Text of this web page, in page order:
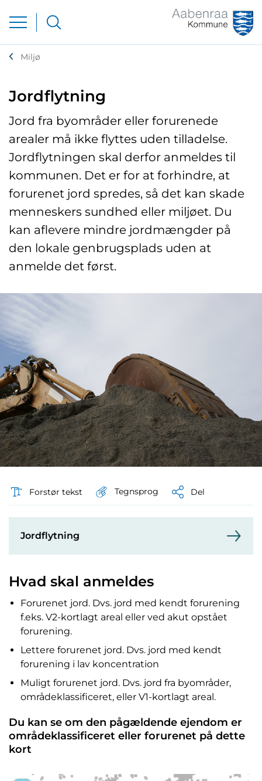
Miljø
Jordflytning
Jord fra byområder eller forurenede
arealer må ikke flyttes uden tilladelse.
Jordflytningen skal derfor anmeldes til
kommunen. Det er for at forhindre, at
forurenet jord spredes, så det kan skade
menneskers sundhed eller miljøet. Du
kan aflevere mindre jordmængder på
den lokale genbrugsplads uden at
anmelde det først.
Forstør tekst Tegnsprog Del
Jordflytning
Hvad skal anmeldes
Forurenet jord. Dvs. jord med kendt forurening
f.eks. V2-kortlagt areal eller ved akut opstået
forurening.
Lettere forurenet jord. Dvs. jord med kendt
forurening i lav koncentration
Muligt forurenet jord. Dvs. jord fra byområder,
områdeklassificeret, eller V1-kortlagt areal.
Du kan se om den pågældende ejendom er
områdeklassificeret eller forurenet på dette
kort